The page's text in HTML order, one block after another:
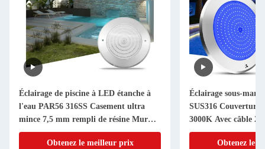
Éclairage de piscine à LED étanche à
l'eau PAR56 316SS Casement ultra
mince 7,5 mm rempli de résine Mur
monté 230MM 18W 25W DC AC12V
Obtenez le meilleur prix
Éclairage sous-
SUS316 Couverture
3000K Avec câble
Obtenez le